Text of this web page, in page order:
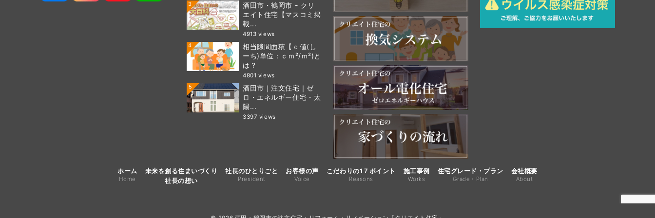
3
酒田市・鶴岡市 - クリ
エイト住宅【マスコミ掲
載...
4913 views
4
相当隙間面積【ｃ値(し
ーち)単位：ｃｍ²/ｍ²)と
は？
4801 views
5
酒田市｜注文住宅｜ゼ
ロ・エネルギー住宅・太
陽...
3397 views
ホーム
Home
未来を創る住まいづくり
社長の想い
社長のひとりごと
President
お客様の声
Voice
こだわりの1７ポイント
Reasons
施工事例
Works
住宅グレード・プラン
Grade・Plan
会社概要
About